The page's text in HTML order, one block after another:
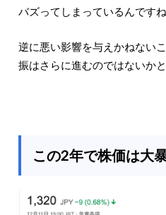
バズってしまっているんですね
逆に悪い影響を与えかねない
振はさらに進むのではないか
この2年で株価は大